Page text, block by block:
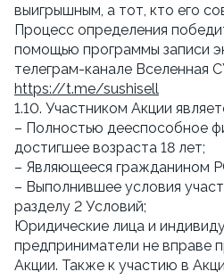
выигрышным, а тот, кто его
Процесс определения
помощью программы записи
телеграм-канале
https://t.me/sushisell
1.10. Участником Акции
– Полностью дееспособное
достигшее возраста 18 лет;
– Являющееся гражданином
– Выполнившее условия
разделу 2 Условий;
Юридические лица и
предприниматели не вправе
Акции. Также к участию в